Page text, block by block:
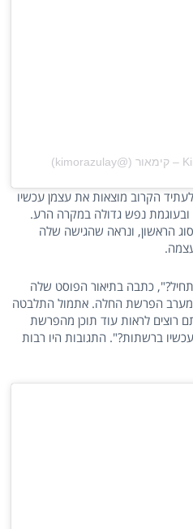
הקרוב מוצאות את עצמן עכשיו
נפש גדולה במקרה הרע.
הראשון, ונראה שהגישה שלה
כתבה בתיאור הפוסט שלה
מערב הפרשת החלה. אתמול התלבטה
רוצים לראות עוד תוכן מהפרשת
ברשתות?". התגובות היו רבות